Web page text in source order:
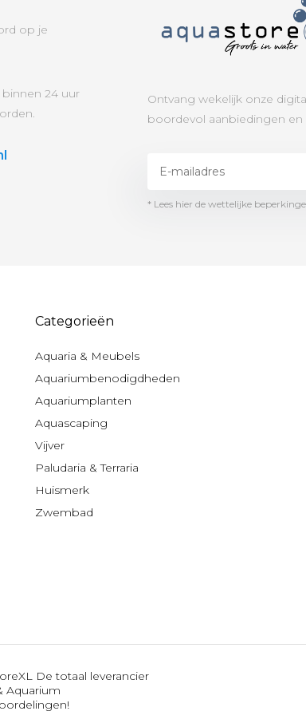
op je
24 uur
Ontvang wekelijk onze
boordevol aanbiedingen en
* Lees hier de wettelijke
Categorieën
Aquaria & Meubels
Aquariumbenodigdheden
Aquariumplanten
Aquascaping
Vijver
Paludaria & Terraria
Huismerk
Zwembad
De totaal leverancier
Aquarium